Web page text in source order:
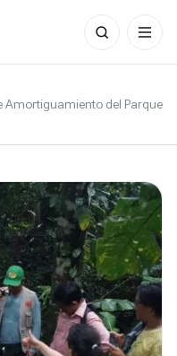
Search
for:
Amortiguamiento del Parque